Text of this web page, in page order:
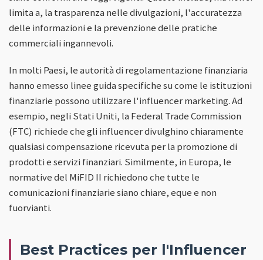
limita a, la trasparenza nelle divulgazioni, l'accuratezza
delle informazioni e la prevenzione delle pratiche
commerciali ingannevoli.
In molti Paesi, le autorità di regolamentazione finanziaria
hanno emesso linee guida specifiche su come le istituzioni
finanziarie possono utilizzare l'influencer marketing. Ad
esempio, negli Stati Uniti, la Federal Trade Commission
(FTC) richiede che gli influencer divulghino chiaramente
qualsiasi compensazione ricevuta per la promozione di
prodotti e servizi finanziari. Similmente, in Europa, le
normative del MiFID II richiedono che tutte le
comunicazioni finanziarie siano chiare, eque e non
fuorvianti.
Best Practices per l'Influencer